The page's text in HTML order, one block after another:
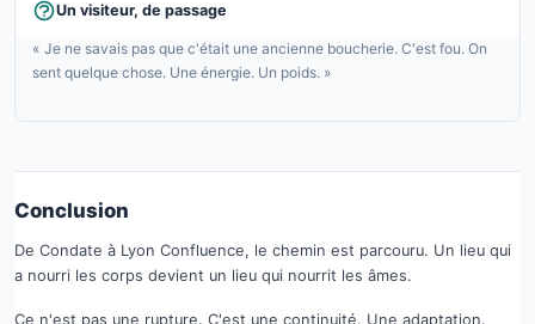
Un visiteur, de passage
« Je ne savais pas que c'était une ancienne boucherie. C'est fou. On
sent quelque chose. Une énergie. Un poids. »
Conclusion
De Condate à Lyon Confluence, le chemin est parcouru. Un lieu qui
a nourri les corps devient un lieu qui nourrit les âmes.
Ce n'est pas une rupture. C'est une continuité. Une adaptation.